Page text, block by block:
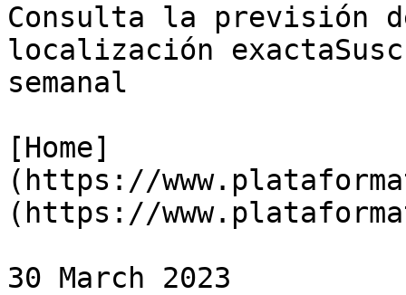
Consulta la previsión
localización
semanal
[Home]
(https://
(https://
30 March 2023